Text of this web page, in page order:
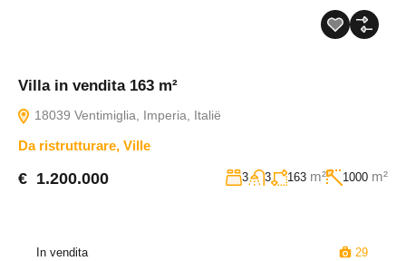
Villa in vendita 163 m²
18039 Ventimiglia, Imperia, Italië
Da ristrutturare, Ville
€ 1.200.000 3 3 163 m² 1000 m²
In vendita 29